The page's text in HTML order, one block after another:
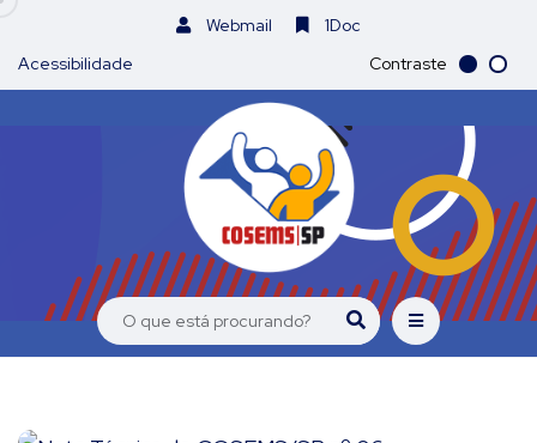
Webmail
1Doc
Acessibilidade
Contraste